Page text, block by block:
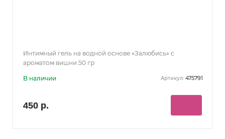
Интимный гель на водной основе «Залюбись» с
ароматом вишни 50 гр
В наличии Артикул: 475791
450 р.